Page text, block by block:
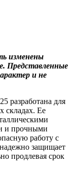
изменены
Представленные
и не
разработана для
складах. Ее
и прочными
работу с
защищает
продлевая срок